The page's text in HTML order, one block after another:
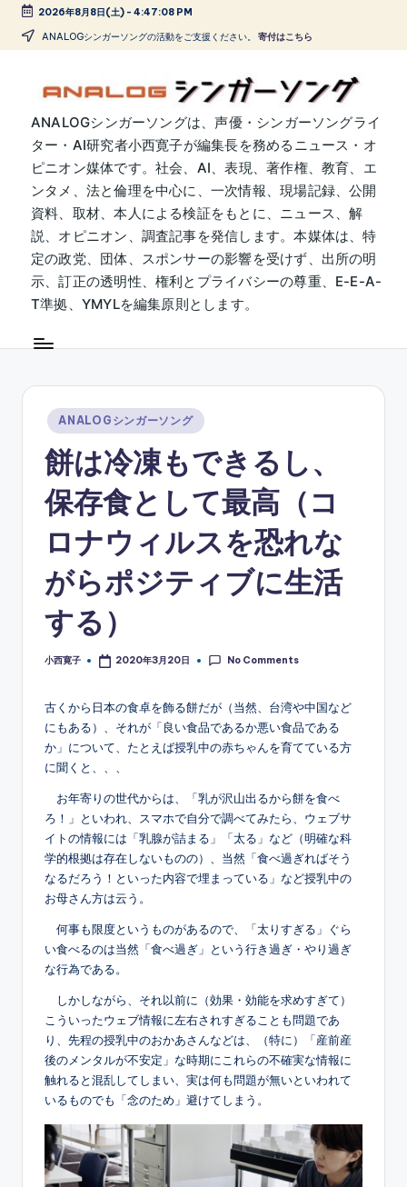
Skip
2026年8月8日(土)- 4:47:08 PM
ANALOGシンガーソングの活動をご支援ください。 寄付はこちら
A
N
A
L
O
G
シ
ン
ー
ソ
ン
グ
ANALOGシンガーソングは、声優・シンガーソングライ
ター・AI研究者小西寛子が編集長を務めるニュース・オ
ピニオン媒体です。社会、AI、表現、著作権、教育、エ
ンタメ、法と倫理を中心に、一次情報、現場記録、公開
資料、取材、本人による検証をもとに、ニュース、解
説、オピニオン、調査記事を発信します。本媒体は、特
定の政党、団体、スポンサーの影響を受けず、出所の明
示、訂正の透明性、権利とプライバシーの尊重、E-E-A-
T準拠、YMYLを編集原則とします。
Posted
in
ANALOGシンガーソング
餅は冷凍もできるし、
保存食として最高（コ
ロナウィルスを恐れな
がらポジティブに生活
する）
Posted
小西寛子 2020年3月20日 No Comments
古くから日本の食卓を飾る餅だが（当然、台湾や中国など
にもある）、それが「良い食品であるか悪い食品である
か」について、たとえば授乳中の赤ちゃんを育てている方
に聞くと、、、
お年寄りの世代からは、「乳が沢山出るから餅を食べ
ろ！」といわれ、スマホで自分で調べてみたら、ウェブサ
イトの情報には「乳腺が詰まる」「太る」など（明確な科
学的根拠は存在しないものの）、当然「食べ過ぎればそう
なるだろう！といった内容で埋まっている」など授乳中の
お母さん方は云う。
何事も限度というものがあるので、「太りすぎる」ぐら
い食べるのは当然「食べ過ぎ」という行き過ぎ・やり過ぎ
な行為である。
しかしながら、それ以前に（効果・効能を求めすぎて）
こういったウェブ情報に左右されすぎることも問題であ
り、先程の授乳中のおかあさんなどは、（特に）「産前産
後のメンタルが不安定」な時期にこれらの不確実な情報に
触れると混乱してしまい、実は何も問題が無いといわれて
いるものでも「念のため」避けてしまう。